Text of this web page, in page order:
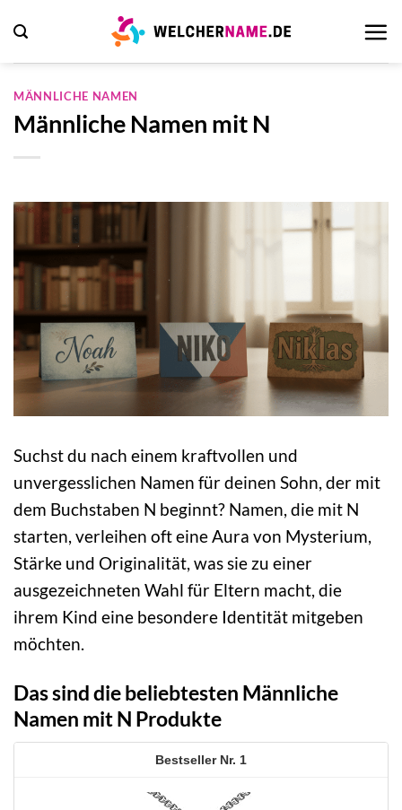
Inhalt
springen
MÄNNLICHE NAMEN
Männliche Namen mit N
Suchst du nach einem kraftvollen und
unvergesslichen Namen für deinen Sohn, der mit
dem Buchstaben N beginnt? Namen, die mit N
starten, verleihen oft eine Aura von Mysterium,
Stärke und Originalität, was sie zu einer
ausgezeichneten Wahl für Eltern macht, die
ihrem Kind eine besondere Identität mitgeben
möchten.
Das sind die beliebtesten Männliche
Namen mit N Produkte
1